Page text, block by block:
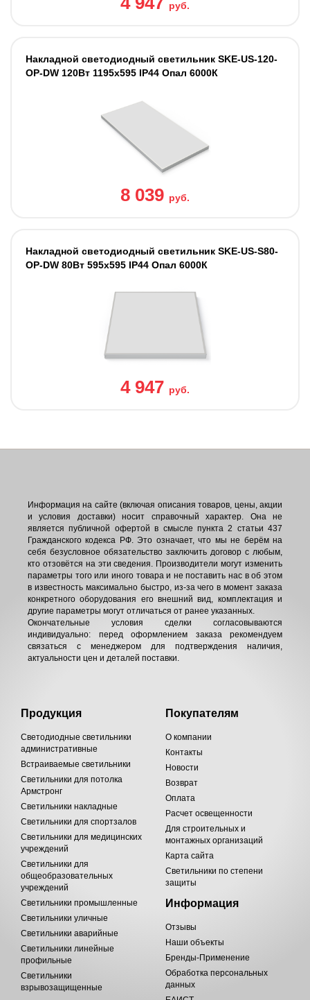
руб.
Накладной светодиодный светильник SKE-US-120-
OP-DW 120Вт 1195х595 IP44 Опал 6000К
8 039 руб.
Накладной светодиодный светильник SKE-US-S80-
OP-DW 80Вт 595x595 IP44 Опал 6000К
4 947 руб.
Информация на сайте (включая описания товаров, цены, акции
и условия доставки) носит справочный характер. Она не
является публичной офертой в смысле пункта 2 статьи 437
Гражданского кодекса РФ. Это означает, что мы не берём на
себя безусловное обязательство заключить договор с любым,
кто отзовётся на эти сведения. Производители могут изменить
параметры того или иного товара и не поставить нас в об этом
в известность максимально быстро, из-за чего в момент заказа
конкретного оборудования его внешний вид, комплектация и
другие параметры могут отличаться от ранее указанных.
Окончательные условия сделки согласовываются
индивидуально: перед оформлением заказа рекомендуем
связаться с менеджером для подтверждения наличия,
актуальности цен и деталей поставки.
Продукция
Светодиодные светильники
административные
Встраиваемые светильники
Светильники для потолка
Армстронг
Светильники накладные
Светильники для спортзалов
Светильники для медицинских
учреждений
Светильники для
общеобразовательных
учреждений
Светильники промышленные
Светильники уличные
Светильники аварийные
Светильники линейные
профильные
Светильники
взрывозащищенные
Покупателям
О компании
Контакты
Новости
Возврат
Оплата
Расчет освещенности
Для строительных и
монтажных организаций
Карта сайта
Светильники по степени
защиты
Информация
Отзывы
Наши объекты
Бренды-Применение
Обработка персональных
данных